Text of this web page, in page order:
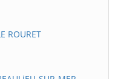
ROURET